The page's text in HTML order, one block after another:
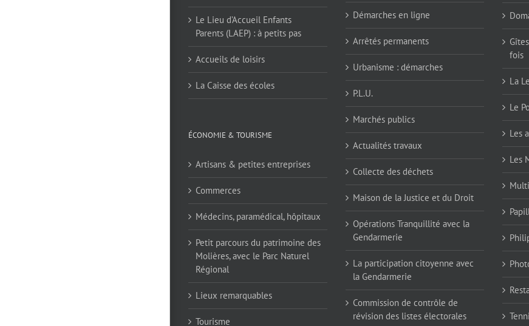
Le Lieu d’Accueil Enfants
Parents (LAEP) : à petits pas
Accueils de loisirs
La Caisse des écoles
ÉCONOMIE & TOURISME
Artisans & petites entreprises
Commerces
Médecins, paramédical, hôpitaux
Petit parcours du patrimoine des
Molières, avec le Parc Naturel
Régional
Lieux remarquables
Tourisme
Démarches en ligne
Arrêtés permanents
Urbanisme : démarches
P.L.U.
Marchés publics
Actualités travaux
Collecte des déchets
Maison de la Justice et du Droit
Opérations Tranquillité avec la
Gendarmerie
La participation citoyenne avec
la Gendarmerie
Commission de contrôle de
révision des listes électorales
fois
La
Le
Les
Les